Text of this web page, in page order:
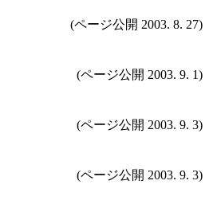
(ページ公開 2003. 8. 27)
(ページ公開 2003. 9. 1)
(ページ公開 2003. 9. 3)
(ページ公開 2003. 9. 3)